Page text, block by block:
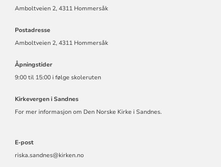
Amboltveien 2, 4311 Hommersåk
Postadresse
Amboltveien 2, 4311 Hommersåk
Åpningstider
9:00 til 15:00 i følge skoleruten
Kirkevergen i Sandnes
For mer informasjon om Den Norske Kirke i Sandnes.
E-post
riska.sandnes@kirken.no